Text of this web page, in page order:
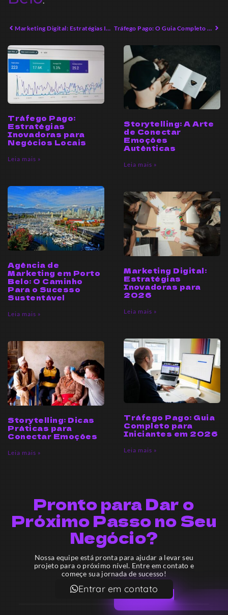
Marketing Digital: Estratégias Inovadoras para o Sucesso em 2026 Tráfego Pago: O Guia Completo para E-commerce em 2026
Tráfego Pago:
Estratégias
Inovadoras para
Negócios Locais
Leia mais »
Storytelling: A Arte
de Conectar
Emoções
Autênticas
Leia mais »
Agência de
Marketing em Porto
Belo: O Caminho
Para o Sucesso
Sustentável
Leia mais »
Marketing Digital:
Estratégias
Inovadoras para
2026
Leia mais »
Storytelling: Dicas
Práticas para
Conectar Emoções
Leia mais »
Tráfego Pago: Guia
Completo para
Iniciantes em 2026
Leia mais »
Pronto para Dar o
Próximo Passo no Seu
Negócio?
Nossa equipe está pronta para ajudar a levar seu
projeto para o próximo nível. Entre em contato e
começe sua jornada de sucesso!
Entrar em contato